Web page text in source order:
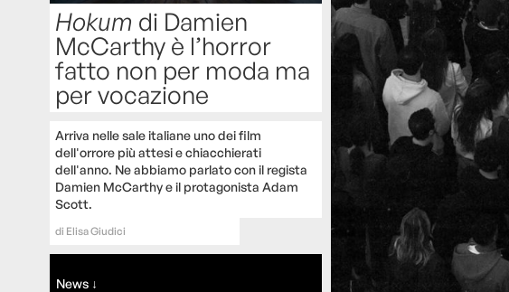
Hokum di Damien
McCarthy è l’horror
fatto non per moda ma
per vocazione
Arriva nelle sale italiane uno dei film
dell'orrore più attesi e chiacchierati
dell'anno. Ne abbiamo parlato con il regista
Damien McCarthy e il protagonista Adam
Scott.
di Elisa Giudici
News ↓